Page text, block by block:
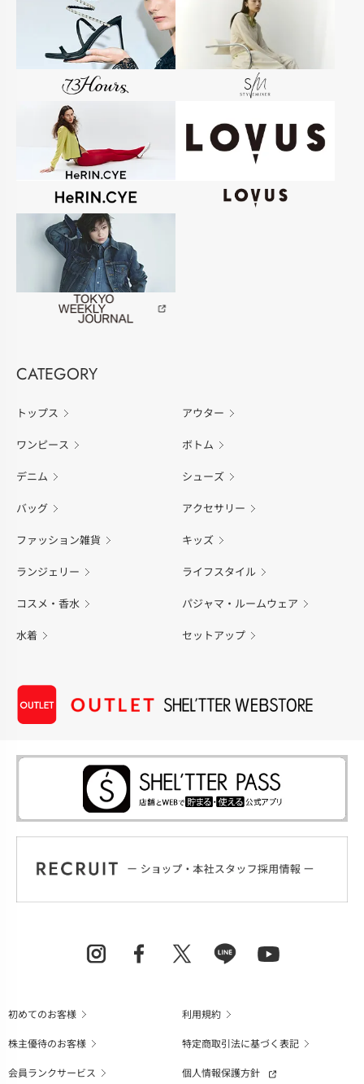
CATEGORY
トップス アウター
ワンピース ボトム
デニム シューズ
バッグ アクセサリー
ファッション雑貨 キッズ
ランジェリー ライフスタイル
コスメ・香水 パジャマ・ルームウェア
水着 セットアップ
初めてのお客様
利用規約
株主優待のお客様
特定商取引法に基づく表記
会員ランクサービス
個人情報保護方針